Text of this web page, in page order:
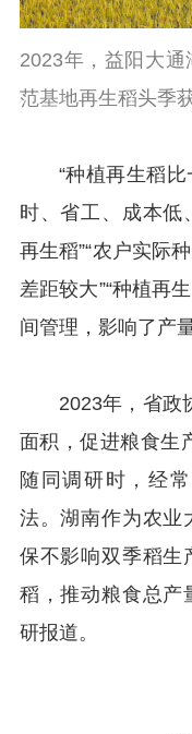
2023年，益阳大
范基地再生稻头季
“种植再生稻
时、省工、成本低
再生稻”“农户实际
差距较大”“种植再
间管理，影响了产
2023年，省政
面积，促进粮食生
随同调研时，经
法。湖南作为农业
保不影响双季稻生
稻，推动粮食总产
研报道。